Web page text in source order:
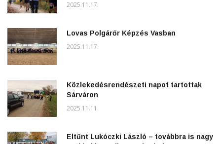
2025.11.17.
Lovas Polgárőr Képzés Vasban
2025.11.17.
Közlekedésrendészeti napot tartottak
Sárváron
2025.11.11.
Eltűnt Lukóczki László – továbbra is nagy